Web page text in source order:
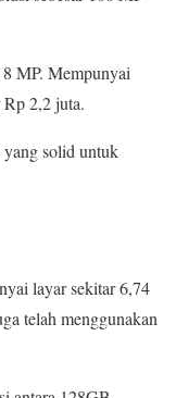
8 MP. Mempunyai
2,2 juta.
solid untuk
layar sekitar 6,74
telah menggunakan